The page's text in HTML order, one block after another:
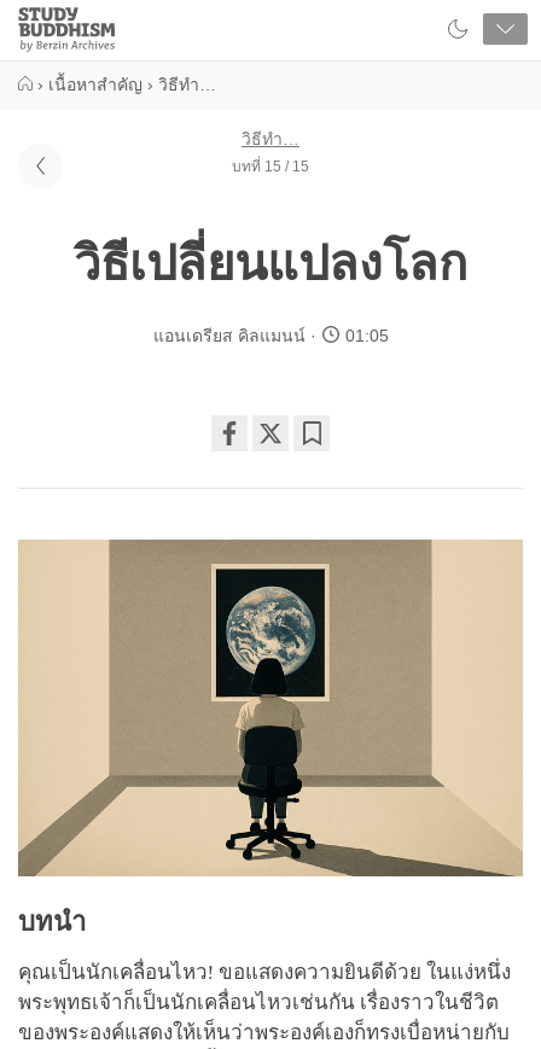
Close
Study
Buddhism
Home
› เนื้อหาสำคัญ › วิธีทำ…
วิธีทำ…
บทที่ 15 / 15
วิธีเปลี่ยนแปลงโลก
แอนเดรียส คิลแมนน์ 01:05
on
บทนำ
คุณเป็นนักเคลื่อนไหว! ขอแสดงความยินดีด้วย ในแง่หนึ่ง
พระพุทธเจ้าก็เป็นนักเคลื่อนไหวเช่นกัน เรื่องราวในชีวิต
ของพระองค์แสดงให้เห็นว่าพระองค์เองก็ทรงเบื่อหน่ายกับ